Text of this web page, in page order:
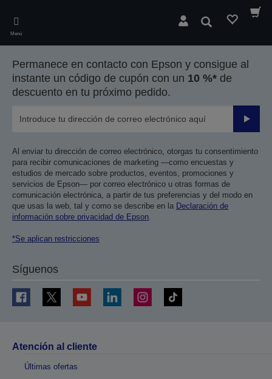
main
content
Menú
Buscar
Permanece en contacto con Epson y consigue al
instante un código de cupón con un 10 %* de
descuento en tu próximo pedido.
Enviar
Al enviar tu dirección de correo electrónico, otorgas tu consentimiento
para recibir comunicaciones de marketing —como encuestas y
estudios de mercado sobre productos, eventos, promociones y
servicios de Epson— por correo electrónico u otras formas de
comunicación electrónica, a partir de tus preferencias y del modo en
que usas la web, tal y como se describe en la Declaración de
información sobre privacidad de Epson.
*Se aplican restricciones
Síguenos
Atención al cliente
Últimas ofertas